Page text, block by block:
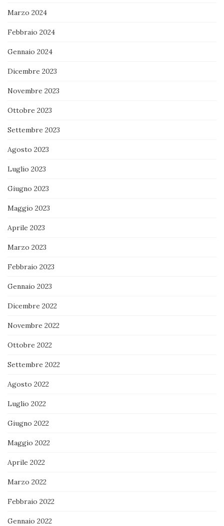
Marzo 2024
Febbraio 2024
Gennaio 2024
Dicembre 2023
Novembre 2023
Ottobre 2023
Settembre 2023
Agosto 2023
Luglio 2023
Giugno 2023
Maggio 2023
Aprile 2023
Marzo 2023
Febbraio 2023
Gennaio 2023
Dicembre 2022
Novembre 2022
Ottobre 2022
Settembre 2022
Agosto 2022
Luglio 2022
Giugno 2022
Maggio 2022
Aprile 2022
Marzo 2022
Febbraio 2022
Gennaio 2022